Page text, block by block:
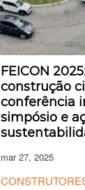
FEICON
construção
conferência
simpósio e
mar 27, 2025